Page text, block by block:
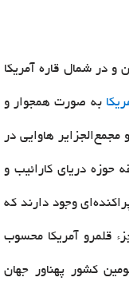
و در شمال قاره آمریکا
به صورت همجوار و
هاوایی در
حوزه دریای کارائیب و
وجود دارند که
مربع جزء قلمرو آمریکا محسوب
کشور پهناور جهان